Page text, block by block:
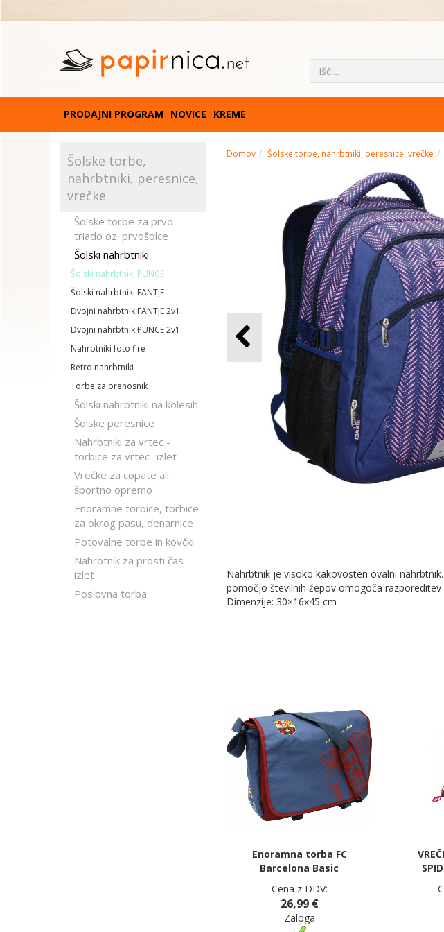
PRODAJNI PROGRAM NOVICE KREME
Šolske torbe,
nahrbtniki, peresnice,
vrečke
Šolske torbe za prvo
triado oz. prvošolce
Šolski nahrbtniki
Šolski nahrbtniki PUNCE
Šolski nahrbtniki FANTJE
Dvojni nahrbtnik FANTJE 2v1
Dvojni nahrbtnik PUNCE 2v1
Nahrbtniki foto fire
Retro nahrbtniki
Torbe za prenosnik
Šolski nahrbtniki na kolesih
Šolske peresnice
Nahrbtniki za vrtec -
torbice za vrtec -izlet
Vrečke za copate ali
športno opremo
Enoramne torbice, torbice
za okrog pasu, denarnice
Potovalne torbe in kovčki
Nahrbtnik za prosti čas -
izlet
Poslovna torba
Domov Šolske torbe, nahrbtniki, peresnice, vrečke
Nahrbtnik je visoko kakovosten ovalni
pomočjo številnih žepov omogoča
Dimenzije: 30×16x45 cm
Enoramna torba FC
Barcelona Basic
Cena z DDV:
26,99 €
Zaloga